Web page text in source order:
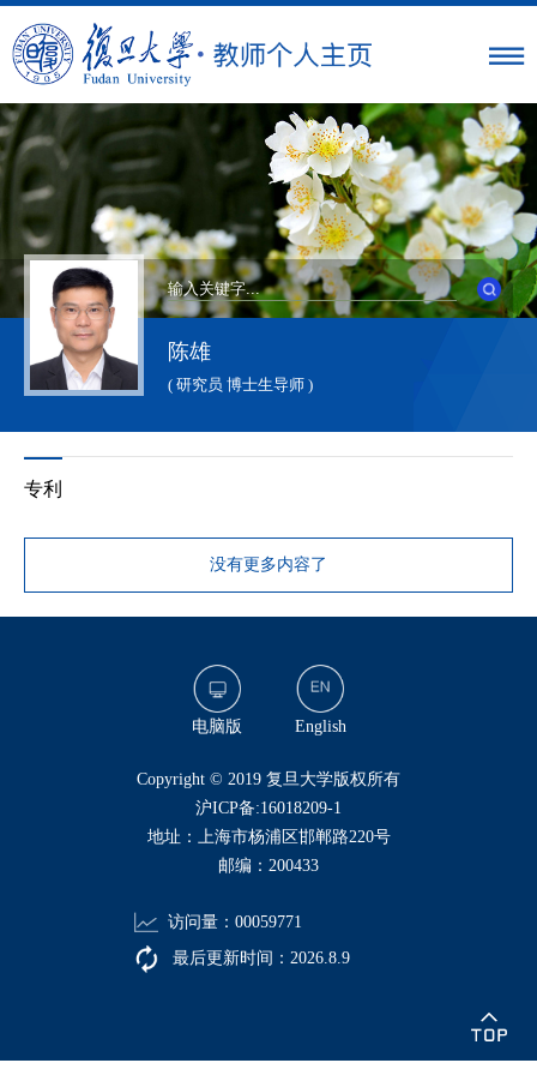
陈雄
( 研究员 博士生导师 )
专利
没有更多内容了
电脑版 English
​Copyright © 2019 复旦大学版权所有
沪ICP备:16018209-1
地址：上海市杨浦区邯郸路220号
邮编：200433
访问量： 00059771
最后更新时间： 2026 8 9